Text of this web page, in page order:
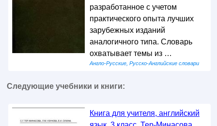
разработанное с учетом
практического опыта лучших
зарубежных изданий
аналогичного типа. Словарь
охватывает темы из …
Англо-Русские, Русско-Английские словари
Следующие учебники и книги:
Книга для учителя, английский